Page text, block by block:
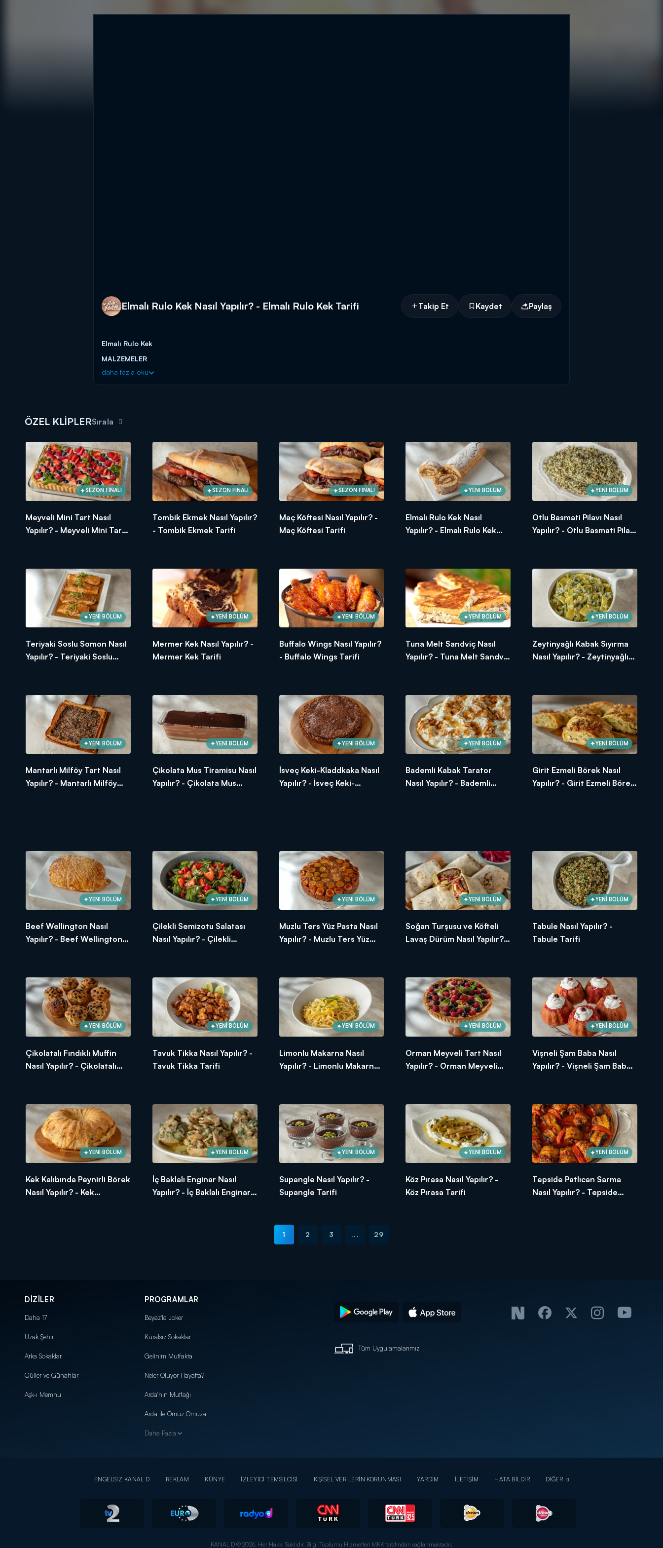
Elmalı Rulo Kek Nasıl Yapılır? - Elmalı Rulo Kek Tarifi Takip Et Kaydet Paylaş
Elmalı Rulo Kek
MALZEMELER
1/2 su bardağı ayçiçek yağı
2 su bardağı un
1 paket kabartma tozu
1 paket vanilya
Elmalı iç için;
8 adet orta boy kırmızı elma
3 yemek kaşığı toz şeker
2 avuç ceviz
Arda'nın Mutfağı'nda neler mi var? Mevsiminde ürünler, ustasından lezzetler ve tabii ki Arda'nın dokunuşları! Arda'nın Mutfağı
daha fazla oku
ÖZEL KLİPLERSırala
SEZON FİNALİ
Meyveli Mini Tart Nasıl
Yapılır? - Meyveli Mini Tart
SEZON FİNALİ
Tombik Ekmek Nasıl Yapılır?
- Tombik Ekmek Tarifi
SEZON FİNALİ
Maç Köftesi Nasıl Yapılır? -
Maç Köftesi Tarifi
YENİ BÖLÜM
Elmalı Rulo Kek Nasıl
Yapılır? - Elmalı Rulo Kek
YENİ BÖLÜM
Otlu Basmati Pilavı Nasıl
Yapılır? - Otlu Basmati Pilavı
YENİ BÖLÜM
Teriyaki Soslu Somon Nasıl
Yapılır? - Teriyaki Soslu
YENİ BÖLÜM
Mermer Kek Nasıl Yapılır? -
Mermer Kek Tarifi
YENİ BÖLÜM
Buffalo Wings Nasıl Yapılır?
- Buffalo Wings Tarifi
YENİ BÖLÜM
Tuna Melt Sandviç Nasıl
Yapılır? - Tuna Melt Sandviç
YENİ BÖLÜM
Zeytinyağlı Kabak Sıyırma
Nasıl Yapılır? - Zeytinyağlı
YENİ BÖLÜM
Mantarlı Milföy Tart Nasıl
Yapılır? - Mantarlı Milföy
YENİ BÖLÜM
Çikolata Mus Tiramisu Nasıl
Yapılır? - Çikolata Mus
YENİ BÖLÜM
İsveç Keki-Kladdkaka Nasıl
Yapılır? - İsveç Keki-
YENİ BÖLÜM
Bademli Kabak Tarator
Nasıl Yapılır? - Bademli
YENİ BÖLÜM
Girit Ezmeli Börek Nasıl
Yapılır? - Girit Ezmeli Börek
YENİ BÖLÜM
Beef Wellington Nasıl
Yapılır? - Beef Wellington
YENİ BÖLÜM
Çilekli Semizotu Salatası
Nasıl Yapılır? - Çilekli
YENİ BÖLÜM
Muzlu Ters Yüz Pasta Nasıl
Yapılır? - Muzlu Ters Yüz
YENİ BÖLÜM
Soğan Turşusu ve Köfteli
Lavaş Dürüm Nasıl Yapılır? -
YENİ BÖLÜM
Tabule Nasıl Yapılır? -
Tabule Tarifi
YENİ BÖLÜM
Çikolatalı Fındıklı Muffin
Nasıl Yapılır? - Çikolatalı
YENİ BÖLÜM
Tavuk Tikka Nasıl Yapılır? -
Tavuk Tikka Tarifi
YENİ BÖLÜM
Limonlu Makarna Nasıl
Yapılır? - Limonlu Makarna
YENİ BÖLÜM
Orman Meyveli Tart Nasıl
Yapılır? - Orman Meyveli
YENİ BÖLÜM
Vişneli Şam Baba Nasıl
Yapılır? - Vişneli Şam Baba
YENİ BÖLÜM
Kek Kalıbında Peynirli Börek
Nasıl Yapılır? - Kek
YENİ BÖLÜM
İç Baklalı Enginar Nasıl
Yapılır? - İç Baklalı Enginar
YENİ BÖLÜM
Supangle Nasıl Yapılır? -
Supangle Tarifi
YENİ BÖLÜM
Köz Pırasa Nasıl Yapılır? -
Köz Pırasa Tarifi
YENİ BÖLÜM
Tepside Patlıcan Sarma
Nasıl Yapılır? - Tepside
1 2 3 ... 29
DİZİLER
Daha 17
Uzak Şehir
Arka Sokaklar
Güller ve Günahlar
Aşk-ı Memnu
PROGRAMLAR
Beyaz'la Joker
Kuralsız Sokaklar
Gelinim Mutfakta
Neler Oluyor Hayatta?
Arda'nın Mutfağı
Arda ile Omuz Omuza
Daha Fazla
Tüm Uygulamalarımız
ENGELSİZ KANAL D REKLAM KÜNYE İZLEYİCİ TEMSİLCİSİ KİŞİSEL VERİLERİN KORUNMASI YARDIM İLETİŞİM HATA BİLDİR DİĞER
KANAL D © 2026. Her Hakkı Saklıdır. Bilgi Toplumu Hizmetleri MKK tarafından sağlanmaktadır.